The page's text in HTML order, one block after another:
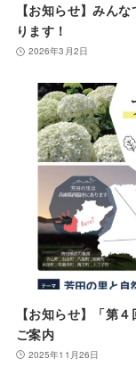
【お知らせ】みん
ります！
2026年3月2日
【お知らせ】「第
ご案内
2025年11月26日